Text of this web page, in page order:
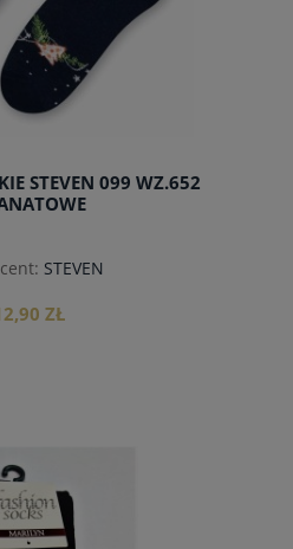
STEVEN 099 WZ.652
STEVEN
ZŁ
koszyka